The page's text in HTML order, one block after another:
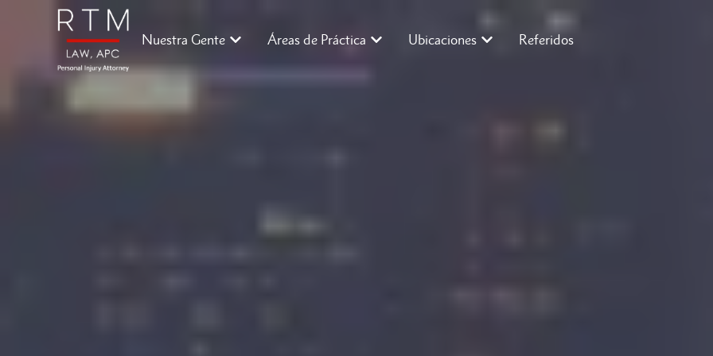
Nuestra Gente Áreas de Práctica Ubicaciones Referidos